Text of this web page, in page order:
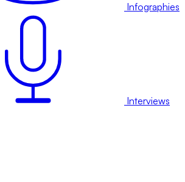
Infographies
Interviews